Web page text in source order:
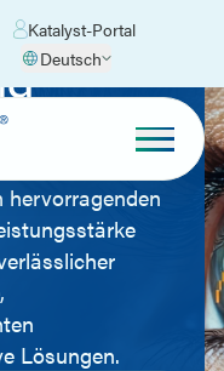
Katalyst-Portal
Deutsch
in der Imaging-
Lösungen.